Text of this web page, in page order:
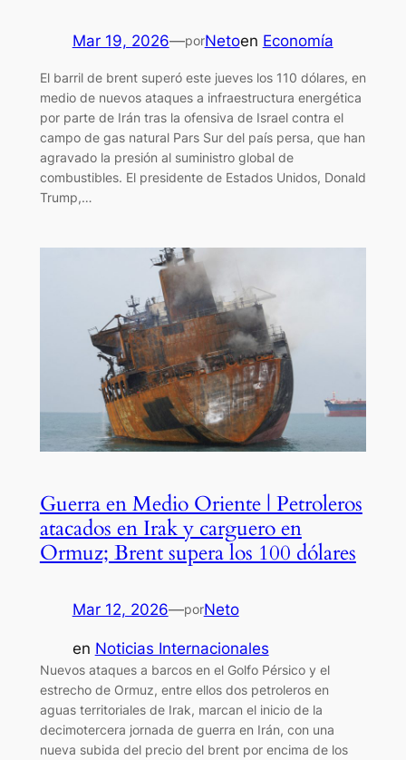
Mar 19, 2026—porNetoen Economía
El barril de brent superó este jueves los 110 dólares, en
medio de nuevos ataques a infraestructura energética
por parte de Irán tras la ofensiva de Israel contra el
campo de gas natural Pars Sur del país persa, que han
agravado la presión al suministro global de
combustibles. El presidente de Estados Unidos, Donald
Trump,…
Guerra en Medio Oriente | Petroleros
atacados en Irak y carguero en
Ormuz; Brent supera los 100 dólares
Mar 12, 2026—porNeto
en Noticias Internacionales
Nuevos ataques a barcos en el Golfo Pérsico y el
estrecho de Ormuz, entre ellos dos petroleros en
aguas territoriales de Irak, marcan el inicio de la
decimotercera jornada de guerra en Irán, con una
nueva subida del precio del brent por encima de los